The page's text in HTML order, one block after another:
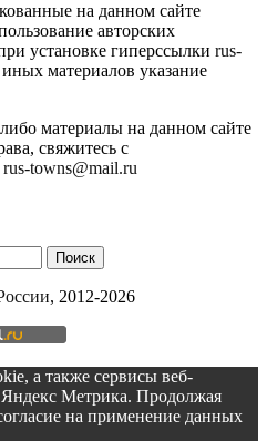
на данном сайте
авторских
установке гиперссылки rus-
материалов указание
материалы на данном сайте
свяжитесь с
rus-towns@mail.ru
, 2012-2026
а также сервисы веб-
Метрика. Продолжая
на применение данных